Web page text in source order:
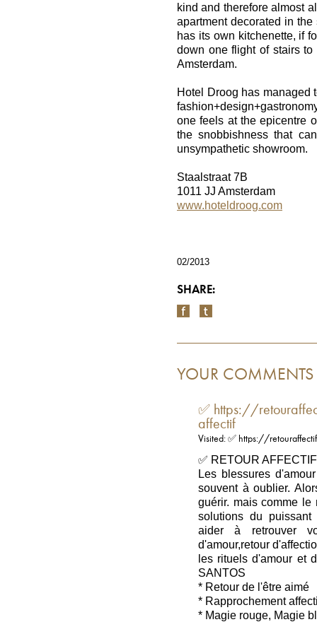
kind and therefore almost
apartment decorated in
has its own kitchenette, if
down one flight of stairs
Amsterdam.
Hotel Droog has managed
one feels at the epicentre
the snobbishness that
unsympathetic showroom.
Staalstraat 7B
1011 JJ Amsterdam
www.hoteldroog.com
02/2013
SHARE:
YOUR COMMENTS
✅ https://
affectif
Visited: ✅ https://
✅ RETOUR
Les blessures
souvent à oublier.
guérir. mais comme le
solutions du
aider à retrouver
d'amour,retour
les rituels d'amour et
SANTOS
* Retour de l'être aimé
* Rapprochement
* Magie rouge, Magie